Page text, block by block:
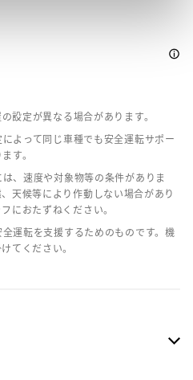
設定が異なる場合があります。
よって同じ車種でも安全運転サポー
す。
、速度や対象物等の条件がありま
天候等により作動しない場合があり
におたずねください。
運転を支援するためのものです。機
てください。